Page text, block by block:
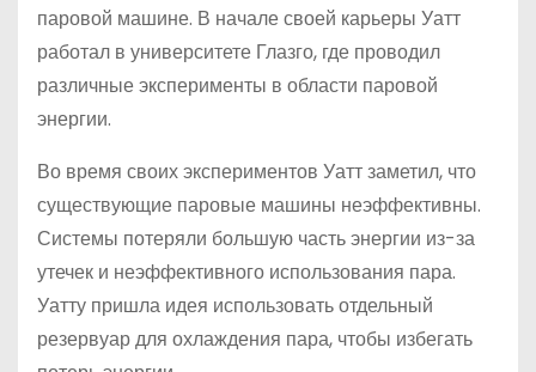
паровой машине. В начале своей карьеры Уатт
работал в университете Глазго, где проводил
различные эксперименты в области паровой
энергии.
Во время своих экспериментов Уатт заметил, что
существующие паровые машины неэффективны.
Системы потеряли большую часть энергии из-за
утечек и неэффективного использования пара.
Уатту пришла идея использовать отдельный
резервуар для охлаждения пара, чтобы избегать